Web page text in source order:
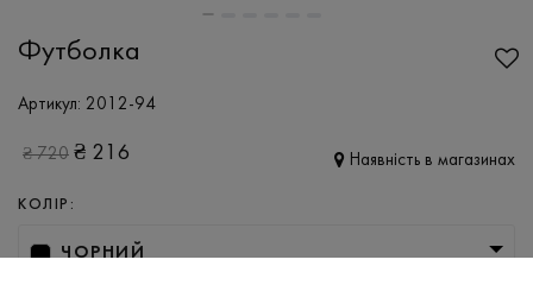
Футболка
Артикул: 2012-94
₴720 ₴ 216 Наявність в магазинах
КОЛІР:
ЧОРНИЙ